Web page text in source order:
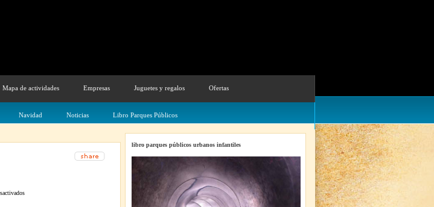
Mapa de actividades Empresas Juguetes y regalos Ofertas
Navidad Noticias Libro Parques Públicos
en
libro parques públicos urbanos infantiles